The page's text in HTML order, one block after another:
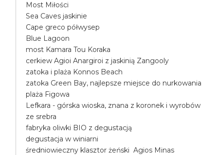
Most Miłości
Sea Caves jaskinie
Cape greco półwysep
Blue Lagoon
most Kamara Tou Koraka
cerkiew Agioi Anargiroi z jaskinią Zangooly
zatoka i plaża Konnos Beach
zatoka Green Bay, najlepsze miejsce do nurkowania
plaża Figowa
Lefkara - górska wioska, znana z koronek i wyrobów
ze srebra
fabryka oliwki BIO z degustacją
degustacja w winiarni
średniowieczny klasztor żeński Agios Minas